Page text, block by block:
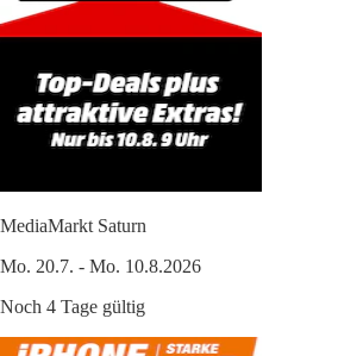
MediaMarkt Saturn
Mo. 20.7. - Mo. 10.8.2026
Noch 4 Tage gültig